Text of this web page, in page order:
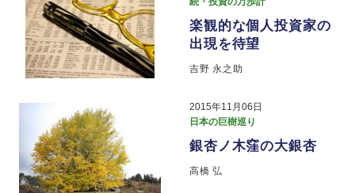
楽観的な個人投資家の
出現を待望
吉野 永之助
2015年11月06日
日本の巨樹巡り
銀杏ノ木窪の大銀杏
高橋 弘